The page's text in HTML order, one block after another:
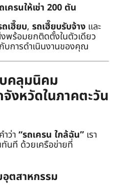
เครนให้เช่า 200 ตัน
ถเฮี๊ยบ, รถเฮี๊ยบรับจ้าง และ
พร้อมยกติดตั้งในตัวเดียว
บการดำเนินงานของคุณ
คลุมนิคม
งหวัดในภาคตะวัน
ว่า “รถเครน ใกล้ฉัน” เรา
นที ด้วยเครือข่ายที่
ตสาหกรรม